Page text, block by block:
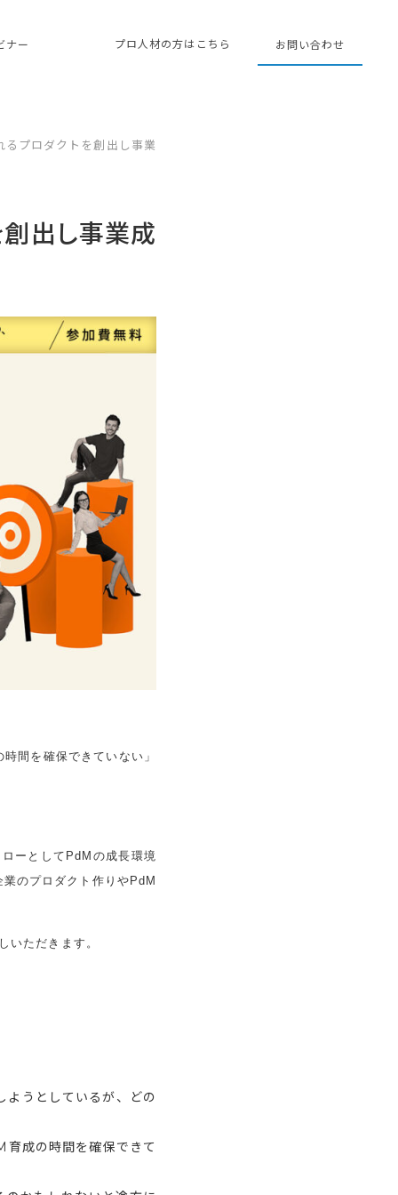
ナー プロ人材の方はこちら お問い合わせ
るプロダクトを創出し事業
創出し事業成
間を確保できていない」
ーとしてPdMの成長環境
のプロダクト作りやPdM
いただきます。
うとしているが、どの
成の時間を確保できて